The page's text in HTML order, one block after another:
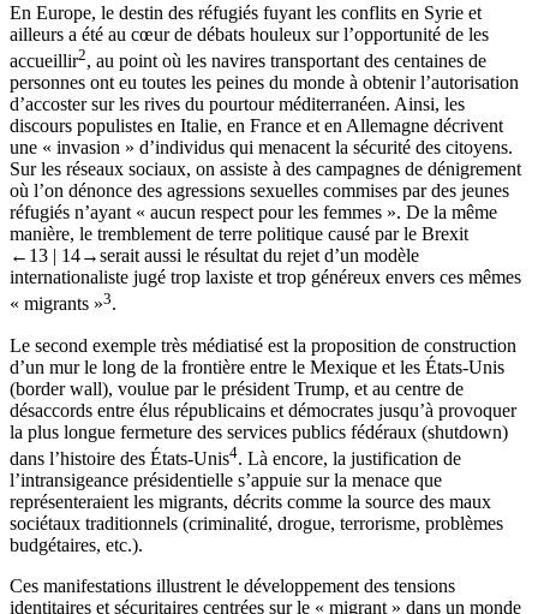
En Europe, le destin des réfugiés fuyant les conflits en Syrie et
ailleurs a été au cœur de débats houleux sur l’opportunité de les
accueillir2, au point où les navires transportant des centaines de
personnes ont eu toutes les peines du monde à obtenir l’autorisation
d’accoster sur les rives du pourtour méditerranéen. Ainsi, les
discours populistes en Italie, en France et en Allemagne décrivent
une « invasion » d’individus qui menacent la sécurité des citoyens.
Sur les réseaux sociaux, on assiste à des campagnes de dénigrement
où l’on dénonce des agressions sexuelles commises par des jeunes
réfugiés n’ayant « aucun respect pour les femmes ». De la même
manière, le tremblement de terre politique causé par le Brexit
←13 | 14→serait aussi le résultat du rejet d’un modèle
internationaliste jugé trop laxiste et trop généreux envers ces mêmes
« migrants »3.
Le second exemple très médiatisé est la proposition de construction
d’un mur le long de la frontière entre le Mexique et les États-Unis
(border wall), voulue par le président Trump, et au centre de
désaccords entre élus républicains et démocrates jusqu’à provoquer
la plus longue fermeture des services publics fédéraux (shutdown)
dans l’histoire des États-Unis4. Là encore, la justification de
l’intransigeance présidentielle s’appuie sur la menace que
représenteraient les migrants, décrits comme la source des maux
sociétaux traditionnels (criminalité, drogue, terrorisme, problèmes
budgétaires, etc.).
Ces manifestations illustrent le développement des tensions
identitaires et sécuritaires centrées sur le « migrant » dans un monde